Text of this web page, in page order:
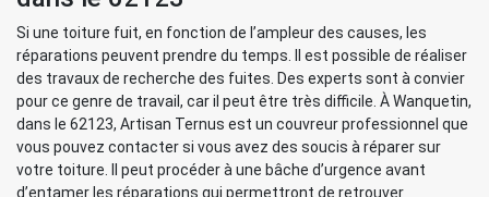
Si une toiture fuit, en fonction de l’ampleur des causes, les
réparations peuvent prendre du temps. Il est possible de réaliser
des travaux de recherche des fuites. Des experts sont à convier
pour ce genre de travail, car il peut être très difficile. À Wanquetin,
dans le 62123, Artisan Ternus est un couvreur professionnel que
vous pouvez contacter si vous avez des soucis à réparer sur
votre toiture. Il peut procéder à une bâche d’urgence avant
d’entamer les réparations qui permettront de retrouver